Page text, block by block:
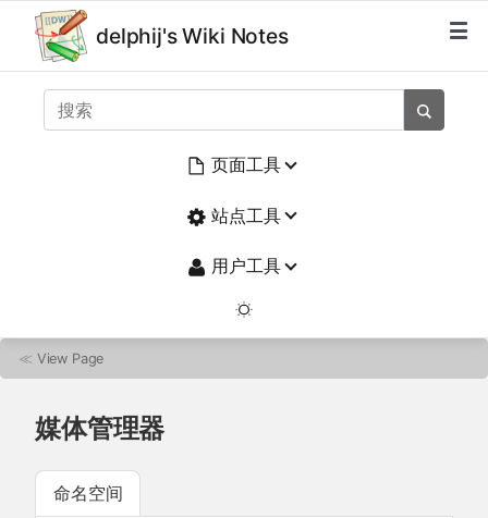
delphij's Wiki Notes
页面工具
站点工具
用户工具
≪ View Page
媒体管理器
命名空间